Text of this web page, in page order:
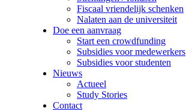
Fiscaal vriendelijk schenken
Nalaten aan de universiteit
Doe een aanvraag
Start een crowdfunding
Subsidies voor medewerkers
Subsidies voor studenten
Nieuws
Actueel
Study Stories
Contact